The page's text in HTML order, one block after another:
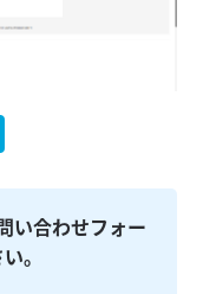
い合わせフォー
。